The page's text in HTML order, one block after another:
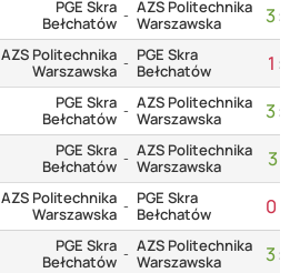
PGE Skra
Bełchatów - AZS Politechnika
Warszawska
3:
AZS Politechnika
Warszawska - PGE Skra
Bełchatów
1 :
PGE Skra
Bełchatów - AZS Politechnika
Warszawska
3:
PGE Skra
Bełchatów - AZS Politechnika
Warszawska
3
AZS Politechnika
Warszawska - PGE Skra
Bełchatów
0
PGE Skra
Bełchatów - AZS Politechnika
Warszawska
3: